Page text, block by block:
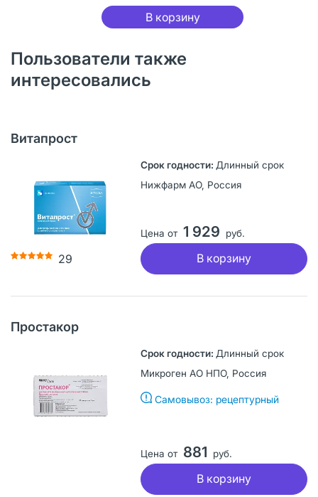
В корзину
Пользователи также
интересовались
Витапрост
29
Длинный срок
Нижфарм АО, Россия
Цена от 1 929 руб.
В корзину
Простакор
Длинный срок
Микроген АО НПО, Россия
Самовывоз: рецептурный
Цена от 881 руб.
В корзину